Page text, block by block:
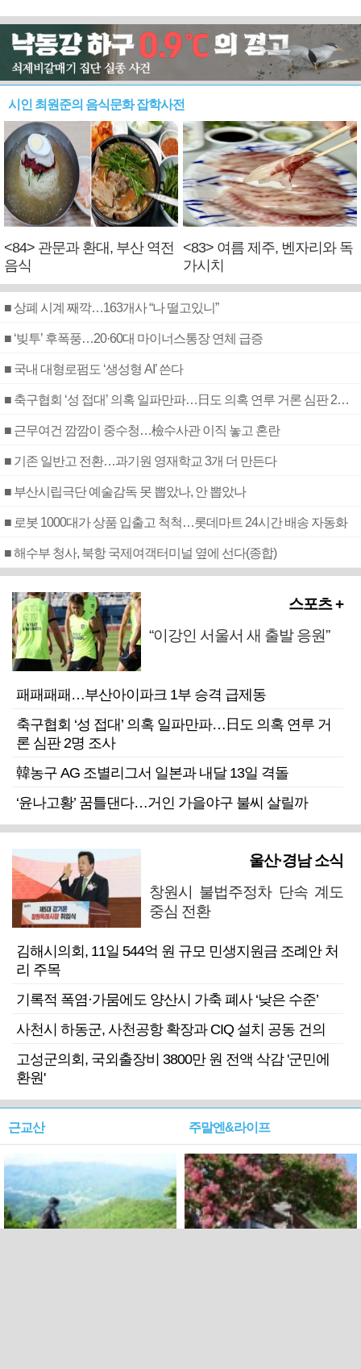
시인 최원준의 음식문화 잡학사전
<84> 관문과 환대, 부산 역전
음식
<83> 여름 제주, 벤자리와 독
가시치
■ 상폐 시계 째깍…163개사 “나 떨고있니”
■ ‘빚투’ 후폭풍…20·60대 마이너스통장 연체 급증
■ 국내 대형로펌도 ‘생성형 AI’ 쓴다
■ 축구협회 ‘성 접대’ 의혹 일파만파…日도 의혹 연루 거론 심판 2명 조사
■ 근무여건 깜깜이 중수청…檢수사관 이직 놓고 혼란
■ 기존 일반고 전환…과기원 영재학교 3개 더 만든다
■ 부산시립극단 예술감독 못 뽑았나, 안 뽑았나
■ 로봇 1000대가 상품 입출고 척척…롯데마트 24시간 배송 자동화
■ 해수부 청사, 북항 국제여객터미널 옆에 선다(종합)
스포츠 +
“이강인 서울서 새 출발 응원”
패패패패…부산아이파크 1부 승격 급제동
축구협회 ‘성 접대’ 의혹 일파만파…日도 의혹 연루 거
론 심판 2명 조사
韓농구 AG 조별리그서 일본과 내달 13일 격돌
‘윤나고황’ 꿈틀댄다…거인 가을야구 불씨 살릴까
울산·경남 소식
창원시 불법주정차 단속 계도
중심 전환
김해시의회, 11일 544억 원 규모 민생지원금 조례안 처
리 주목
기록적 폭염·가뭄에도 양산시 가축 폐사 ‘낮은 수준’
사천시 하동군, 사천공항 확장과 CIQ 설치 공동 건의
고성군의회, 국외출장비 3800만 원 전액 삭감 '군민에
환원'
근교산 주말엔&라이프